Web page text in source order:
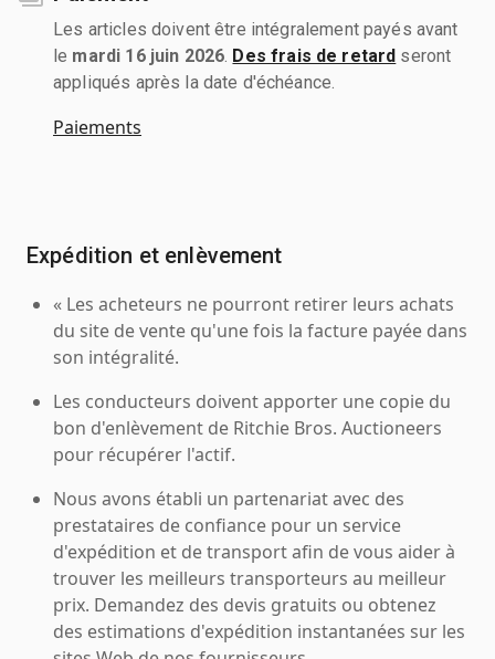
Les articles doivent être intégralement payés avant
le mardi 16 juin 2026 Des frais de retard seront
appliqués après la date d'échéance.
Paiements
Expédition et enlèvement
« Les acheteurs ne pourront retirer leurs achats
du site de vente qu'une fois la facture payée dans
son intégralité.
Les conducteurs doivent apporter une copie du
bon d'enlèvement de Ritchie Bros. Auctioneers
pour récupérer l'actif.
Nous avons établi un partenariat avec des
prestataires de confiance pour un service
d'expédition et de transport afin de vous aider à
trouver les meilleurs transporteurs au meilleur
prix. Demandez des devis gratuits ou obtenez
des estimations d'expédition instantanées sur les